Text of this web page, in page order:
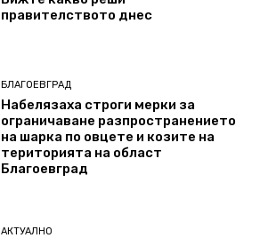
правителството днес
БЛАГОЕВГРАД
Набелязаха строги мерки за
ограничаване разпространението
на шарка по овцете и козите на
територията на област
Благоевград
АКТУАЛНО